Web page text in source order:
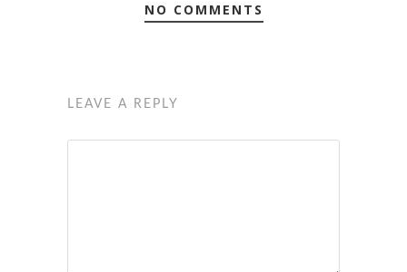
NO COMMENTS
LEAVE A REPLY